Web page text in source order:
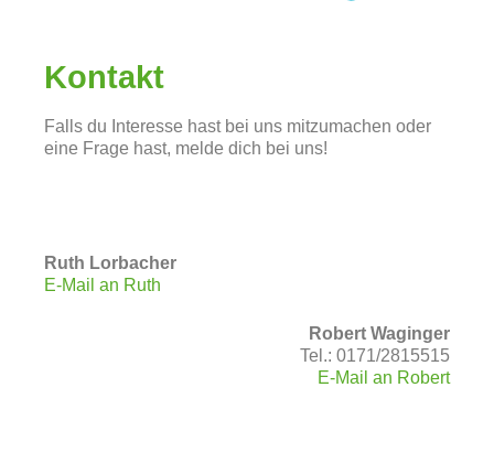
Kontakt
Falls du Interesse hast bei uns mitzumachen oder
eine Frage hast, melde dich bei uns!
Ruth Lorbacher
E-Mail an Ruth
Robert Waginger
Tel.: 0171/2815515
E-Mail an Robert